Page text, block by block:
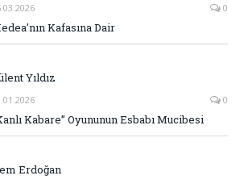
0
Kafasına Dair
Yıldız
0
Kabare” Oyununun Esbabı Mucibesi
Erdoğan